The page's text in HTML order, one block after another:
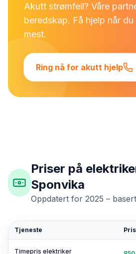
Akutt strømfeil? Våre
beredskap. Få hjelp når
mest.
Ring nå for akutt hjelp
Priser på
Sponvika
Oppdatert for 2025 –
Tjeneste
Timepris elektriker